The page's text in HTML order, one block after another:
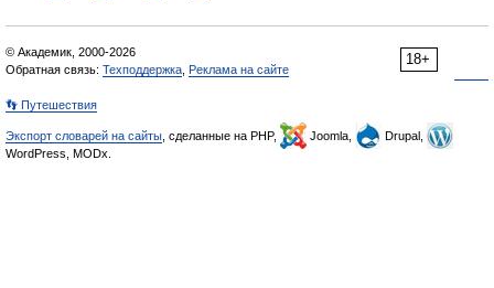
18+
© Академик, 2000-2026
Обратная связь: Техподдержка Реклама на сайте
👣 Путешествия
Экспорт словарей на сайты , сделанные на PHP, Joomla,
Drupal,
WordPress, MODx.